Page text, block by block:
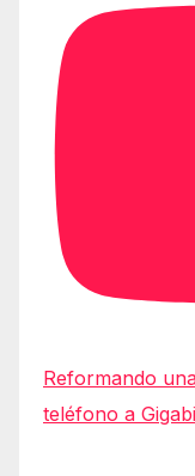
Reformando
teléfono a